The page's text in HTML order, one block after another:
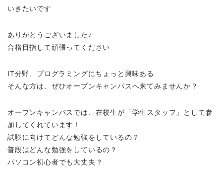
いきたいです
ありがとうございました♪
合格目指して頑張ってください
IT分野、プログラミングにちょっと興味ある
そんな方は、ぜひオープンキャンパスへ来てみませんか ？
オープンキャンパスでは、在校生が「学生スタッフ」として参
加してくれています！
試験に向けてどんな勉強をしているの？
普段はどんな勉強をしているの？
パソコン初心者でも大丈夫？